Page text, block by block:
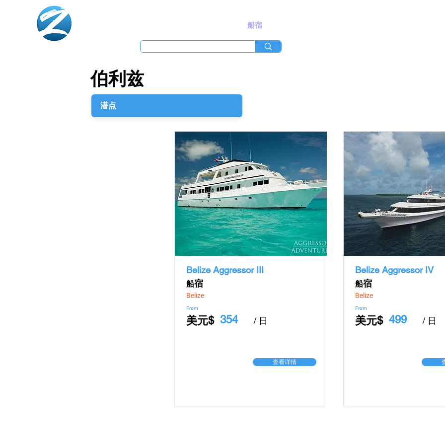
船宿
伯利兹
Belize Aggressor III
船​宿
Belize
From
美元$ 354 ​/ 日
查看详情
Belize Aggressor IV
船​宿
Belize
From
美元$ 499 ​/ 日